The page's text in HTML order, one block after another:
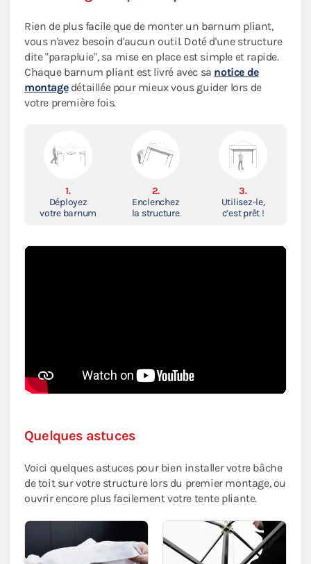
Rien de plus facile que de monter un barnum pliant,
vous n'avez besoin d'aucun outil. Doté d'une structure
dite "parapluie", sa mise en place est simple et rapide.
Chaque barnum pliant est livré avec sa notice de
montagedétaillée pour mieux vous guider lors de
votre première fois.
1.
Déployez
votre barnum
2.
Enclenchez
la structure
3.
Utilisez-le,
c’est prêt !
Quelques astuces
Voici quelques astuces pour bien installer votre bâche
de toit sur votre structure lors du premier montage, ou
ouvrir encore plus facilement votre tente pliante.